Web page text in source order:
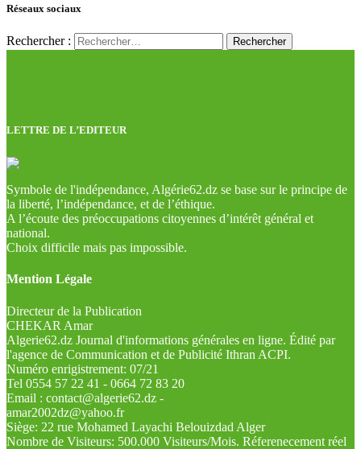
Réseaux sociaux
Rechercher :
LETTRE DE L’EDITEUR
Symbole de l'indépendance, Algérie62.dz se base sur le principe de
la liberté, l’indépendance, et de l’éthique.
A l’écoute des préoccupations citoyennes d’intérêt général et
national.
Choix difficile mais pas impossible.
Mention Légale
Directeur de la Publication
CHEKAR Amar
Algerie62.dz Journal d'informations générales en ligne. Édité par
l'agence de Communication et de Publicité Ithran ACPI.
Numéro enrigistrement: 07/21
Tel 0554 57 22 41 - 0664 72 83 20
Email : contact@algerie62.dz -
amar2002dz@yahoo.fr
Siège: 22 rue Mohamed Layachi Belouizdad Alger
Nombre de Visiteurs: 500.000 Visiteurs/Mois. Réferenecement réel